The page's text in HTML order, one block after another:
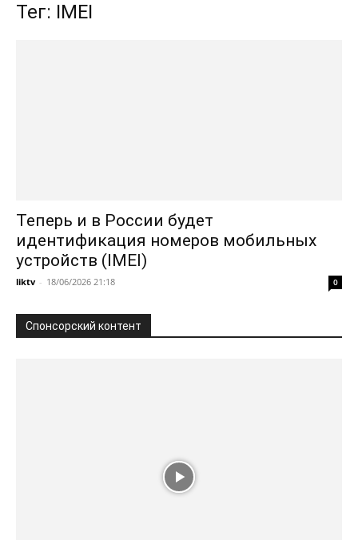
Тег: IMEI
Теперь и в России будет
идентификация номеров мобильных
устройств (IMEI)
liktv - 18/06/2026 21:18 0
Спонсорский контент